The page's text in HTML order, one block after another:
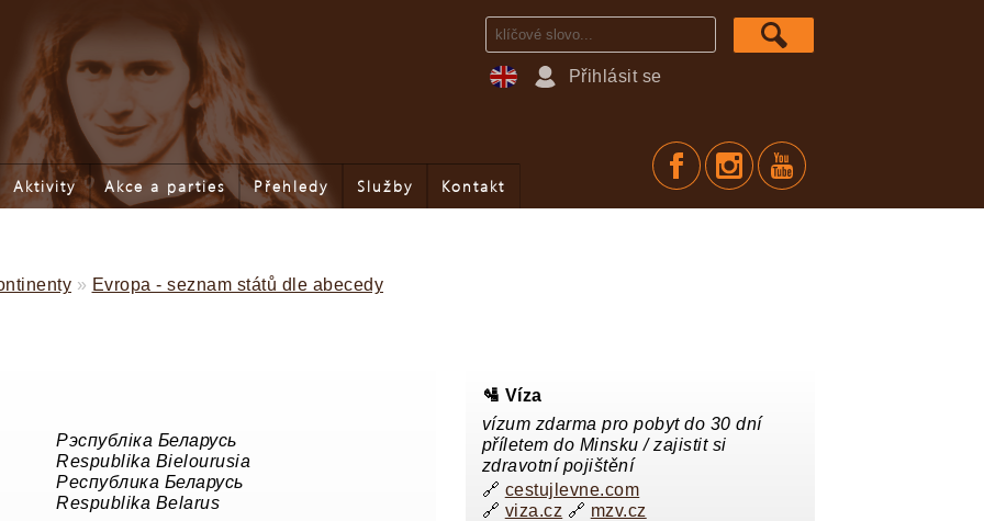
Aktivity Akce a parties Přehledy Služby Kontakt
Přihlásit se
» Evropa - seznam států dle abecedy
Рэспубліка Беларусь
Respublika Bielourusia
Республика Беларусь
Respublika Belarus
🛂 Víza
vízum zdarma pro pobyt do 30 dní
příletem do Minsku / zajistit si
zdravotní pojištění
🔗 cestujlevne.com
🔗 viza.cz 🔗 mzv.cz